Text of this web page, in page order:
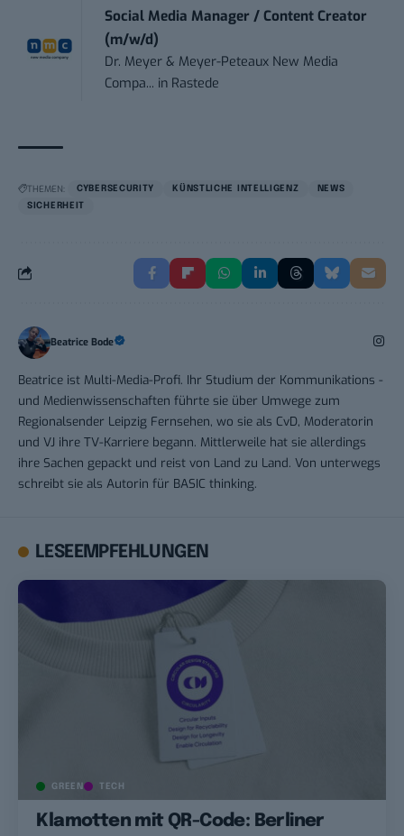
Social Media Manager / Content Creator
(m/w/d)
Dr. Meyer & Meyer-Peteaux New Media
Compa... in Rastede
THEMEN: CYBERSECURITY KÜNSTLICHE INTELLIGENZ
NEWS
SICHERHEIT
Beatrice Bode
Beatrice ist Multi-Media-Profi. Ihr Studium der Kommunikations -
und Medienwissenschaften führte sie über Umwege zum
Regionalsender Leipzig Fernsehen, wo sie als CvD, Moderatorin
und VJ ihre TV-Karriere begann. Mittlerweile hat sie allerdings
ihre Sachen gepackt und reist von Land zu Land. Von unterwegs
schreibt sie als Autorin für BASIC thinking.
LESEEMPFEHLUNGEN
GREEN TECH
Klamotten mit QR-Code: Berliner